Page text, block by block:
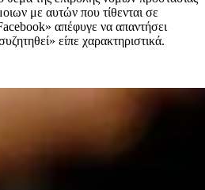
με αυτών που τίθενται σε
απέφυγε να απαντήσει
είπε χαρακτηριστικά.